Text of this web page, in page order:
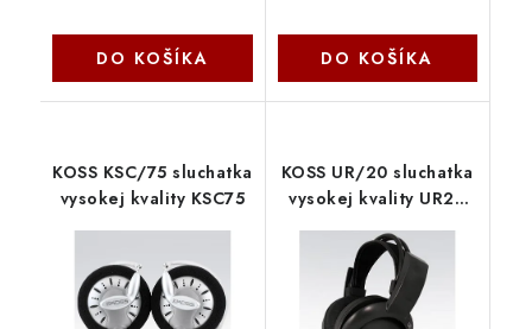
DO KOŠÍKA DO KOŠÍKA
KOSS KSC/75 sluchatka
vysokej kvality KSC75
KOSS UR/20 sluchatka
vysokej kvality UR20
Koss